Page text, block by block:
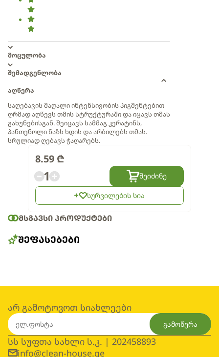
მოცულობა
შემადგენლობა
აღწერა
საღებავის მაღალი ინტენსივობის პიგმენტებით
ღრმად აღწევს თმის სტრუქტურაში და იცავს თმას
გახუნებისგან. შეიცავს სამმაგ კერატინს,
პანთენოლი ნაზს ხდის და არბილებს თმას.
სრულიად ღებავს ჭაღარებს.
8.59 ₾
1 შეიძინე
სურვილების სია
ᲛᲡᲒᲐᲕᲡᲘ ᲞᲠᲝᲓᲣᲥᲢᲔᲑᲘ
ᲨᲔᲤᲐᲡᲔᲑᲔᲑᲘ
არ გამოტოვოთ სიახლეები
გამოწერა
სს სუფთა სახლი ს.კ. | 202458893
info@clean-house.ge